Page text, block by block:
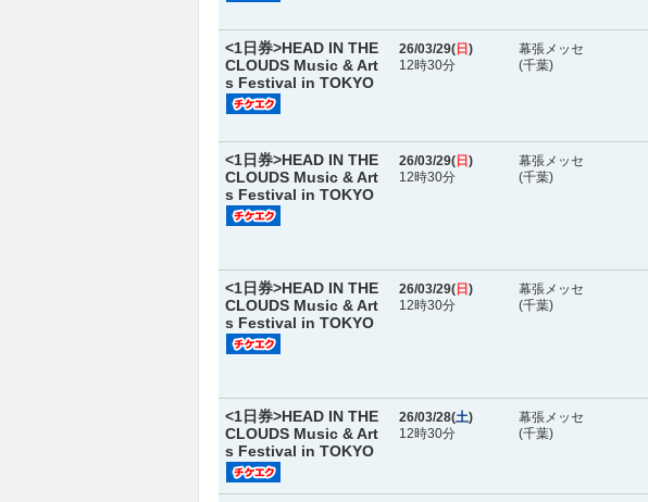
<1日券>HEAD IN THE
CLOUDS Music & Art
s Festival in TOKYO
26/03/29( 日 )
12時30分
幕張メッセ
(千葉)
<1日券>HEAD IN THE
CLOUDS Music & Art
s Festival in TOKYO
26/03/29( 日 )
12時30分
幕張メッセ
(千葉)
<1日券>HEAD IN THE
CLOUDS Music & Art
s Festival in TOKYO
26/03/29( 日 )
12時30分
幕張メッセ
(千葉)
<1日券>HEAD IN THE
CLOUDS Music & Art
s Festival in TOKYO
26/03/28(土)
12時30分
幕張メッセ
(千葉)